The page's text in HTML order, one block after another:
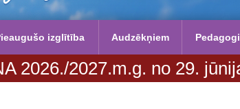
izglītība Audzēkņiem
2027.m.g. no 29. jūnija